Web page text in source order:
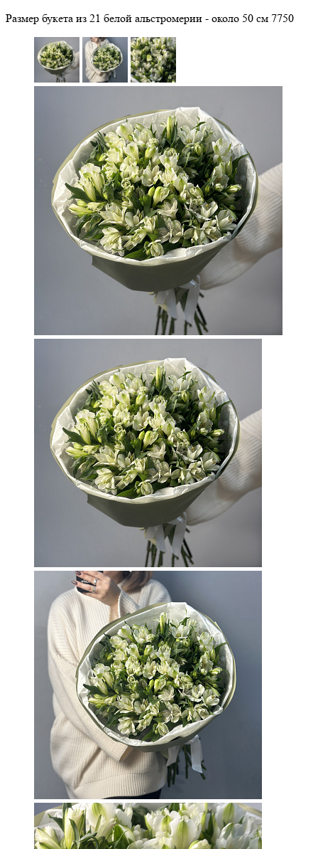
Размер букета из 21 белой альстромерии - около 50 см 7750